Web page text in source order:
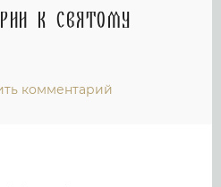
к святому
комментарий